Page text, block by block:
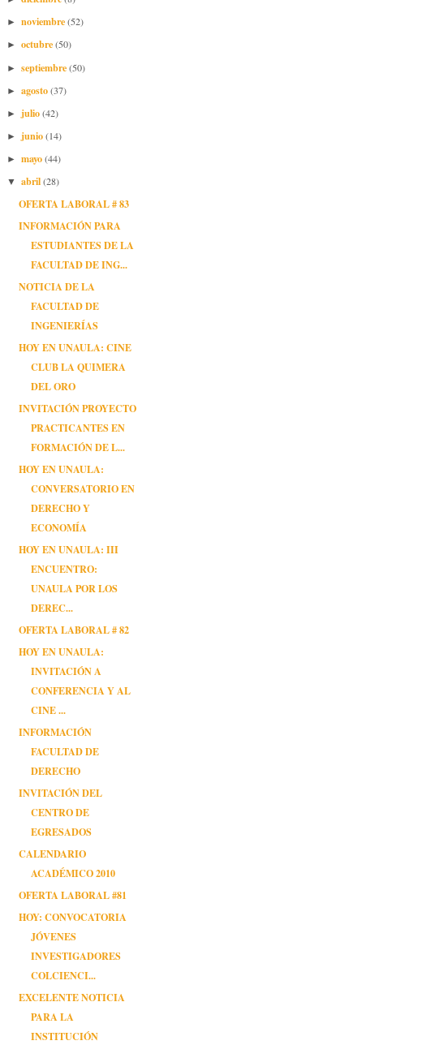
► noviembre(52)
► octubre(50)
► septiembre(50)
► agosto(37)
► julio(42)
► junio(14)
► mayo(44)
▼ abril(28)
OFERTA LABORAL # 83
INFORMACIÓN PARA
ESTUDIANTES DE LA
FACULTAD DE ING...
NOTICIA DE LA
FACULTAD DE
INGENIERÍAS
HOY EN UNAULA: CINE
CLUB LA QUIMERA
DEL ORO
INVITACIÓN PROYECTO
PRACTICANTES EN
FORMACIÓN DE L...
HOY EN UNAULA:
CONVERSATORIO EN
DERECHO Y
ECONOMÍA
HOY EN UNAULA: III
ENCUENTRO:
UNAULA POR LOS
DEREC...
OFERTA LABORAL # 82
HOY EN UNAULA:
INVITACIÓN A
CONFERENCIA Y AL
CINE ...
INFORMACIÓN
FACULTAD DE
DERECHO
INVITACIÓN DEL
CENTRO DE
EGRESADOS
CALENDARIO
ACADÉMICO 2010
OFERTA LABORAL #81
HOY: CONVOCATORIA
JÓVENES
INVESTIGADORES
COLCIENCI...
EXCELENTE NOTICIA
PARA LA
INSTITUCIÓN